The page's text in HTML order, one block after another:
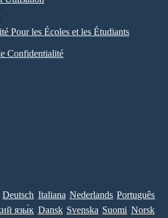
Pour les Écoles et les Étudiants
Confidentialité
Deutsch Italiana Nederlands Português
язы́к Dansk Svenska Suomi Norsk